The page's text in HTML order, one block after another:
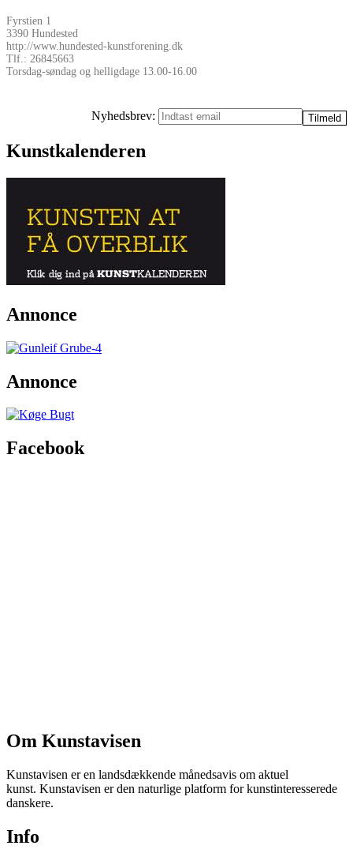
Fyrstien 1
3390 Hundested
http://www.hundested-kunstforening.dk
Tlf.: 26845663
Torsdag-søndag og helligdage 13.00-16.00
Nyhedsbrev:
Kunstkalenderen
Annonce
Annonce
Facebook
Om Kunstavisen
Kunstavisen er en landsdækkende månedsavis om aktuel
kunst. Kunstavisen er den naturlige platform for kunstinteresserede
danskere.
Info